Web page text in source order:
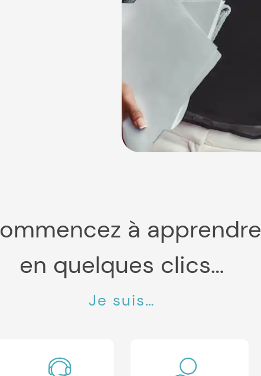
Commencez à apprendre
en quelques clics…
Je suis…